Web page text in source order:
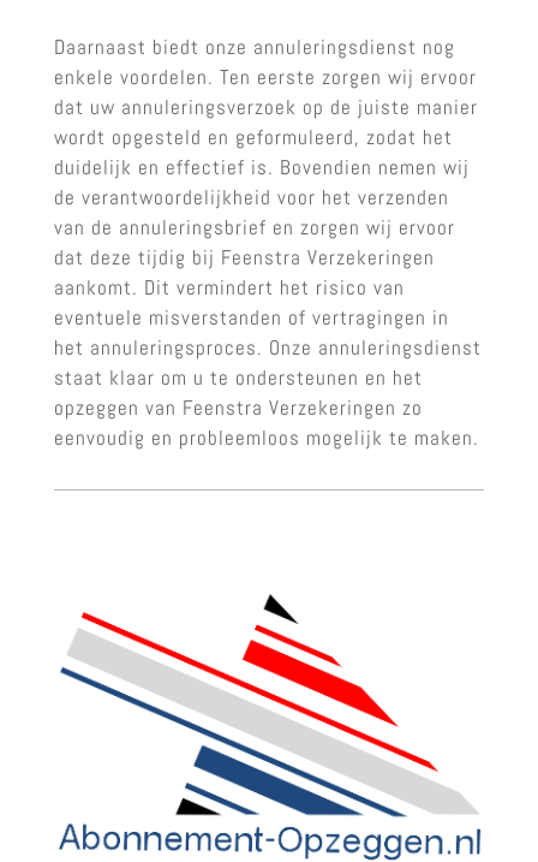
Daarnaast biedt onze annuleringsdienst nog
enkele voordelen. Ten eerste zorgen wij ervoor
dat uw annuleringsverzoek op de juiste manier
wordt opgesteld en geformuleerd, zodat het
duidelijk en effectief is. Bovendien nemen wij
de verantwoordelijkheid voor het verzenden
van de annuleringsbrief en zorgen wij ervoor
dat deze tijdig bij Feenstra Verzekeringen
aankomt. Dit vermindert het risico van
eventuele misverstanden of vertragingen in
het annuleringsproces. Onze annuleringsdienst
staat klaar om u te ondersteunen en het
opzeggen van Feenstra Verzekeringen zo
eenvoudig en probleemloos mogelijk te maken.